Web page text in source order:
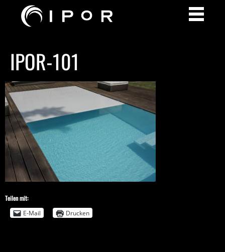
IPOR-101
Teilen mit:
E-Mail
Drucken